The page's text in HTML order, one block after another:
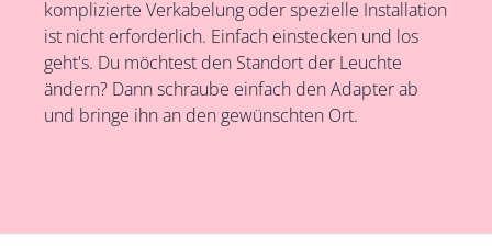
komplizierte Verkabelung oder spezielle Installation
ist nicht erforderlich. Einfach einstecken und los
geht's. Du möchtest den Standort der Leuchte
ändern? Dann schraube einfach den Adapter ab
und bringe ihn an den gewünschten Ort.